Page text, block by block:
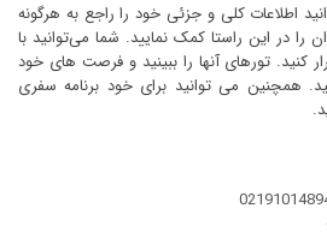
اطلاعات کلی و جزئی خود را راجع به هرگونه
را در این راستا کمک نمایید. شما می‌توانید با
کنید. تورهای آنها را ببینید و فرصت های خود
همچنین می توانید برای خود برنامه سفری